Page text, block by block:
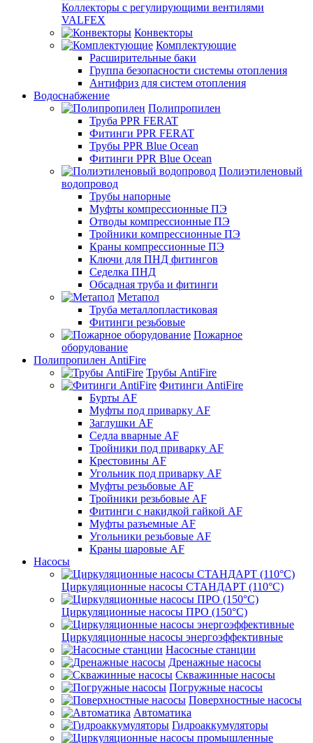
Коллекторы с регулирующими вентилями
VALFEX
Конвекторы
Комплектующие
Расширительные баки
Группа безопасности системы отопления
Антифриз для систем отопления
Водоснабжение
Полипропилен
Труба PPR FERAT
Фитинги PPR FERAT
Трубы PPR Blue Ocean
Фитинги PPR Blue Ocean
Полиэтиленовый
водопровод
Трубы напорные
Муфты компрессионные ПЭ
Отводы компрессионные ПЭ
Тройники компрессионные ПЭ
Краны компрессионные ПЭ
Ключи для ПНД фитингов
Седелка ПНД
Обсадная труба и фитинги
Метапол
Труба металлопластиковая
Фитинги резьбовые
Пожарное
оборудование
Полипропилен AntiFire
Трубы AntiFire
Фитинги AntiFire
Бурты AF
Муфты под приварку AF
Заглушки AF
Седла вварные AF
Тройники под приварку AF
Крестовины AF
Угольник под приварку AF
Муфты резьбовые AF
Тройники резьбовые AF
Фитинги с накидкой гайкой AF
Муфты разъемные AF
Угольники резьбовые AF
Краны шаровые AF
Насосы
Циркуляционные насосы СТАНДАРТ (110°C)
Циркуляционные насосы ПРО (150°C)
Циркуляционные насосы энергоэффективные
Насосные станции
Дренажные насосы
Скважинные насосы
Погружные насосы
Поверхностные насосы
Автоматика
Гидроаккумуляторы